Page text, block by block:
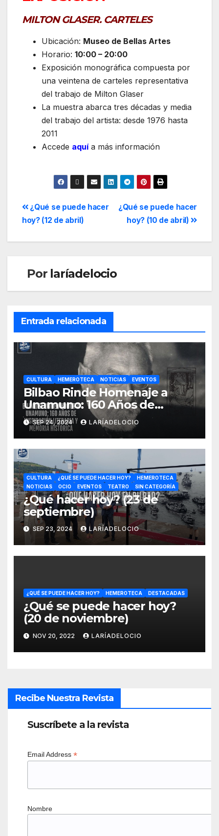
MILTON GLASER. CARTELES
Ubicación: Museo de Bellas Artes
Horario: 10:00 – 20:00
Exposición monográfica compuesta por
una veintena de carteles representativa
del trabajo de Milton Glaser
La muestra abarca tres décadas y media
del trabajo del artista: desde 1976 hasta
2011
Accede aquí a más información
¿Qué se puede hacer
hoy? (10 de abril)
¿Qué se puede hacer
hoy? (12 de abril)
Por laríadelocio
Entrada relacionada
CULTURA HEMEROTECA NOTICIAS EVENTOS
Bilbao Rinde Homenaje a
Unamuno: 160 Años de
Legado Literario y 150 Años
de Resiliencia
SEP 24, 2024 LARÍADELOCIO
CULTURA ¿QUÉ SE PUEDE HACER HOY?
HEMEROTECA
NOTICIAS
OCIO EVENTOS TEATRO SIN CATEGORÍA
¿Qué hacer hoy? (23 de
septiembre)
SEP 23, 2024 LARÍADELOCIO
¿QUÉ SE PUEDE HACER HOY? HEMEROTECA DESTACADAS
¿Qué se puede hacer hoy?
(20 de noviembre)
NOV 20, 2022 LARÍADELOCIO
Recibe Nuestra Revista
Suscríbete a la revista
Email Address *
Nombre